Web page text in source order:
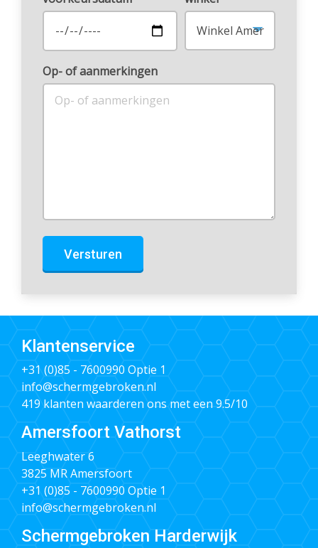
Op- of aanmerkingen
Versturen
Klantenservice
+31 (0)85 - 7600990 Optie 1
info@schermgebroken.nl
419 klanten waarderen ons met een 9.5/10
Amersfoort Vathorst
Leeghwater 6
3825 MR Amersfoort
+31 (0)85 - 7600990 Optie 1
info@schermgebroken.nl
Schermgebroken Harderwijk